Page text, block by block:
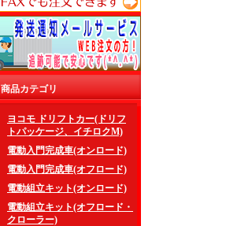
商品カテゴリ
ヨコモ ドリフトカー(ドリフ
トパッケージ、イチロクM)
電動入門完成車(オンロード)
電動入門完成車(オフロード)
電動組立キット(オンロード)
電動組立キット(オフロード・
クローラー)